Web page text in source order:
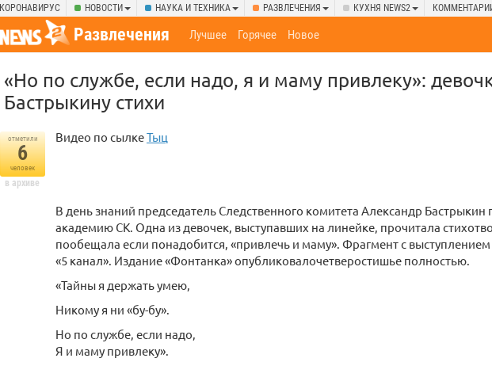
КОРОНАВИРУС НОВОСТИ НАУКА И ТЕХНИКА РАЗВЛЕЧЕНИЯ КУХНЯ NEWS2
Развлечения Лучшее Горячее Новое
«Но по службе, если надо, я и маму привлеку»:
Бастрыкину стихи
отметили
6
человек
в архиве
Видео по сылкеТыц
В день знаний председатель Следственного комитета Александр Бастрыкин
академию СК. Одна из девочек, выступавших на линейке, прочитала
пообещала если понадобится, «привлечь и маму». Фрагмент с
«5 канал». Издание «Фонтанка» опубликовалочетверостишье полностью.
«Тайны я держать умею,
Никому я ни «бу-бу».
Но по службе, если надо,
Я и маму привлеку».